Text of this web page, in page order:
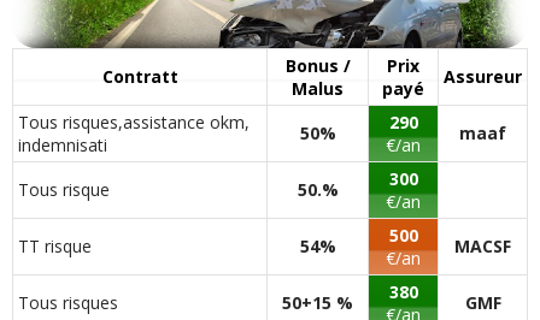
Contratt
Bonus /
Malus
Prix
payé
Assureur
Tous risques,assistance okm,
indemnisati
50%
290
€/an
maaf
Tous risque 50.%
300
€/an
TT risque
54%
500
€/an
MACSF
Tous risques 50+15 %
380
€/an
GMF